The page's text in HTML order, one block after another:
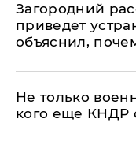
Загородний
приведет
объяснил,
Не только
кого еще КНДР